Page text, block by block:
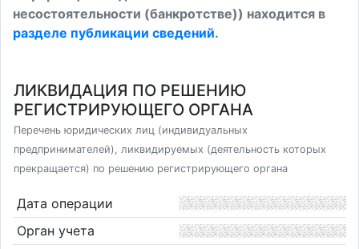
несостоятельности (банкротстве)) находится в
разделе публикации сведений.
ЛИКВИДАЦИЯ ПО РЕШЕНИЮ
РЕГИСТРИРУЮЩЕГО ОРГАНА
Перечень юридических лиц (индивидуальных
предпринимателей), ликвидируемых (деятельность которых
прекращается) по решению регистрирующего органа
Дата операции
Орган учета